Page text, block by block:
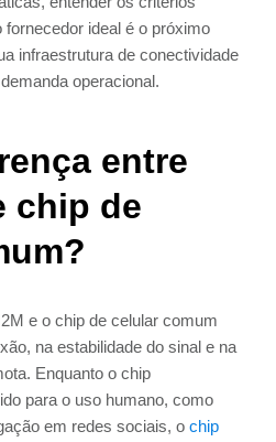
ideal é o próximo
infraestrutura de conectividade
operacional.
entre
chip de
e o chip de celular comum
na estabilidade do sinal e na
Enquanto o chip
para o uso humano, como
em redes sociais, o chip